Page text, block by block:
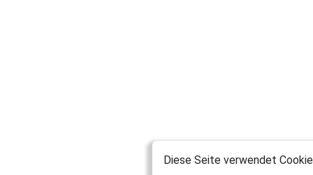
Diese Seite verwendet